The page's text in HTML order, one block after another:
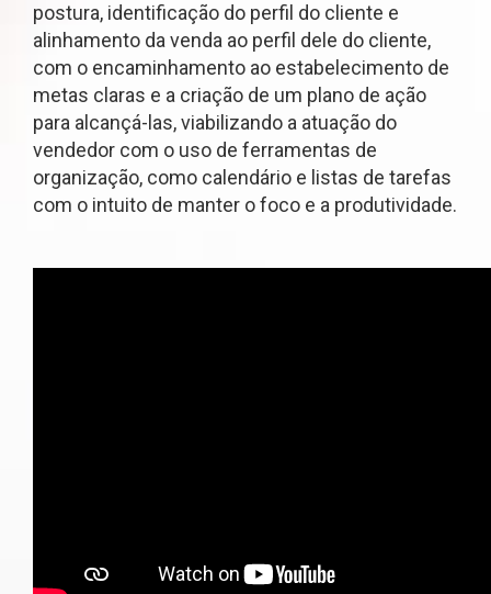
postura, identificação do perfil do cliente e
alinhamento da venda ao perfil dele do cliente,
com o encaminhamento ao estabelecimento de
metas claras e a criação de um plano de ação
para alcançá-las, viabilizando a atuação do
vendedor com o uso de ferramentas de
organização, como calendário e listas de tarefas
com o intuito de manter o foco e a produtividade.